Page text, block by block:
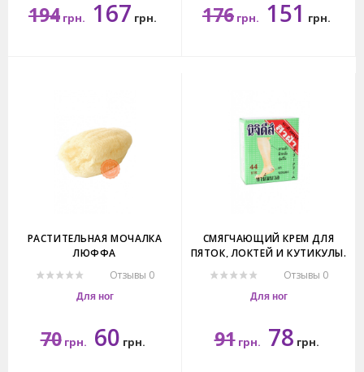
194 грн. 167 грн. 176 грн. 151 грн.
РАСТИТЕЛЬНАЯ МОЧАЛКА
ЛЮФФА
Отзывы 0
Для ног
70 грн. 60 грн.
СМЯГЧАЮЩИЙ КРЕМ ДЛЯ
ПЯТОК, ЛОКТЕЙ И КУТИКУЛЫ.
Отзывы 0
Для ног
91 грн. 78 грн.